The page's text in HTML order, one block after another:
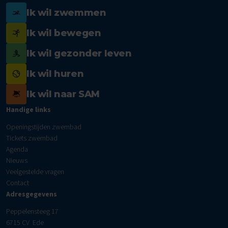
Ik wil zwemmen
Ik wil bewegen
Ik wil gezonder leven
Ik wil huren
Ik wil naar SAM
Handige links
Openingstijden zwembad
Tickets zwembad
Agenda
Nieuws
Veelgestelde vragen
Contact
Adresgegevens
Peppelensteeg 17
6715 CV Ede